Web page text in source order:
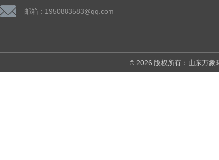
邮箱：1950883583@qq.com
© 2026 版权所有：山东万